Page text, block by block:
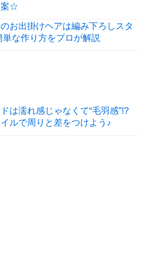
案☆
お出掛けヘアは編み下ろしスタ
な作り方をプロが解説
は濡れ感じゃなくて“毛羽感”!?
ルで周りと差をつけよう♪